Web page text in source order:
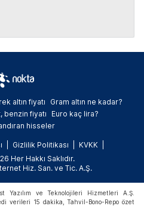
altın fiyatı
Gram altın ne kadar?
benzin fiyatı
Euro kaç lira?
hisseler
Gizlilik Politikası
KVKK
Her Hakkı Saklıdır.
Hiz. San. ve Tic. A.Ş.
Yazılım ve Teknolojileri Hizmetleri A.Ş.
verileri 15 dakika, Tahvil-Bono-Repo özet